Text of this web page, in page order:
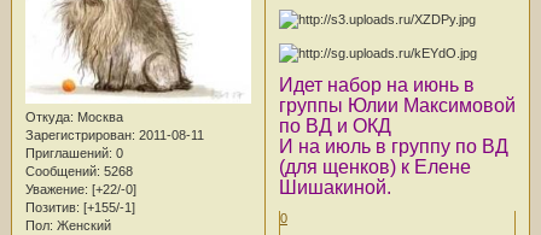
Откуда: Москва
Зарегистрирован: 2011-08-11
Приглашений: 0
Сообщений: 5268
Уважение: [+22/-0]
Позитив: [+155/-1]
Пол: Женский
Идет набор на июнь в
группы Юлии Максимовой
по ВД и ОКД
И на июль в группу по ВД
(для щенков) к Елене
Шишакиной.
0